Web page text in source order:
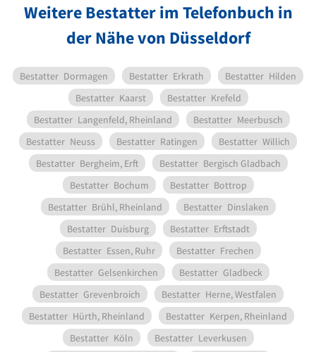
Weitere Bestatter im Telefonbuch in
der Nähe von Düsseldorf
Bestatter Dormagen Bestatter Erkrath Bestatter Hilden
Bestatter Kaarst Bestatter Krefeld
Bestatter Langenfeld, Rheinland Bestatter Meerbusch
Bestatter Neuss Bestatter Ratingen Bestatter Willich
Bestatter Bergheim, Erft Bestatter Bergisch Gladbach
Bestatter Bochum Bestatter Bottrop
Bestatter Brühl, Rheinland Bestatter Dinslaken
Bestatter Duisburg Bestatter Erftstadt
Bestatter Essen, Ruhr Bestatter Frechen
Bestatter Gelsenkirchen Bestatter Gladbeck
Bestatter Grevenbroich Bestatter Herne, Westfalen
Bestatter Hürth, Rheinland Bestatter Kerpen, Rheinland
Bestatter Köln Bestatter Leverkusen